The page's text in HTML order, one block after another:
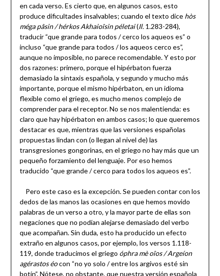
en cada verso. Es cierto que, en algunos casos, esto
produce dificultades insalvables; cuando el texto dice hòs
méga pâsin / hérkos Akhaioîsin péletai(Il. 1.283-284),
traducir “que grande para todos / cerco los aqueos es” o
incluso “que grande para todos / los aqueos cerco es”,
aunque no imposible, no parece recomendable. Y esto por
dos razones: primero, porque el hipérbaton fuerza
demasiado la sintaxis española, y segundo y mucho más
importante, porque el mismo hipérbaton, en un idioma
flexible como el griego, es mucho menos complejo de
comprender para el receptor. No se nos malentienda: es
claro que hay hipérbaton en ambos casos; lo que queremos
destacar es que, mientras que las versiones españolas
propuestas lindan con (o llegan al nivel de) las
transgresiones gongorinas, en el griego no hay más que un
pequeño forzamiento del lenguaje. Por eso hemos
traducido “que grande / cerco para todos los aqueos es”.
Pero este caso es la excepción. Se pueden contar con los
dedos de las manos las ocasiones en que hemos movido
palabras de un verso a otro, y la mayor parte de ellas son
negaciones que no podían alejarse demasiado del verbo
que acompañan. Sin duda, esto ha producido un efecto
extraño en algunos casos, por ejemplo, los versos 1.118-
119, donde traducimos el griego óphra mè oîos / Argeíon
agérastos éocon “no yo solo / entre los argivos esté sin
botín”. Nótese, no obstante, que nuestra versión española